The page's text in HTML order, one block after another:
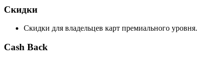
Скидки
Скидки для владельцев карт премиального уровня.
Cash Back